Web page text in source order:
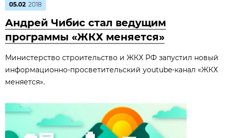
05.02 2018
Андрей Чибис стал ведущим
программы «ЖКХ меняется»
Министерство строительство и ЖКХ РФ запустил новый
информационно-просветительский youtube-канал «ЖКХ
меняется».